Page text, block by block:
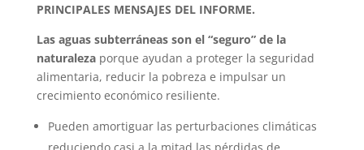
PRINCIPALES MENSAJES DEL INFORME.
Las aguas subterráneas son el “seguro” de la
naturaleza porque ayudan a proteger la seguridad
alimentaria, reducir la pobreza e impulsar un
crecimiento económico resiliente.
Pueden amortiguar las perturbaciones climáticas
reduciendo casi a la mitad las pérdidas de